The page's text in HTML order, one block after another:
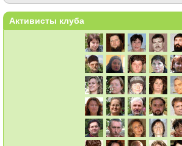
Активисты клуба